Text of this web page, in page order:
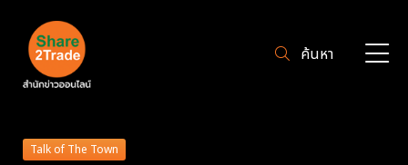
ค้นหา
Talk of The Town